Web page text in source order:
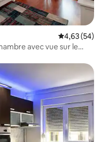
Évaluation
4,63 (54)
avec vue sur le